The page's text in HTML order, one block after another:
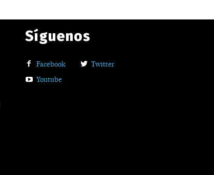
Síguenos
Facebook
Twitter
Youtube